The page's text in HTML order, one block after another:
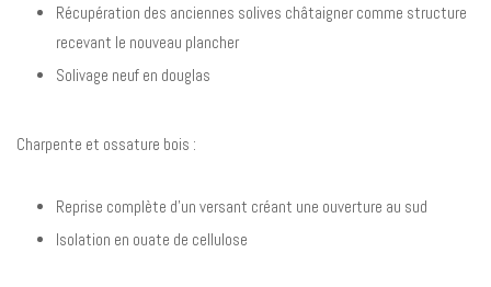
Récupération des anciennes solives châtaigner comme structure
recevant le nouveau plancher
Solivage neuf en douglas
Charpente et ossature bois :
Reprise complète d'un versant créant une ouverture au sud
Isolation en ouate de cellulose